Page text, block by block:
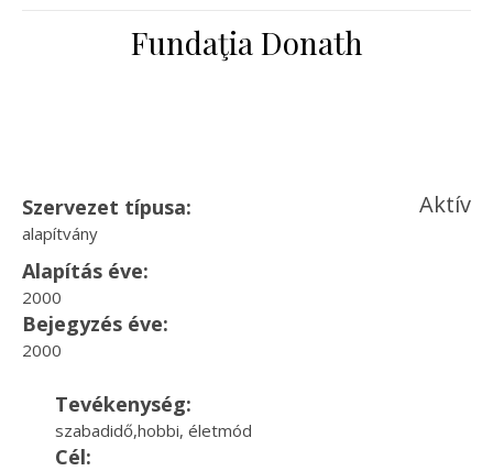
Fundaţia Donath
Szervezet típusa:
alapítvány
Aktív
Alapítás éve:
2000
Bejegyzés éve:
2000
Tevékenység:
szabadidő,hobbi, életmód
Cél: